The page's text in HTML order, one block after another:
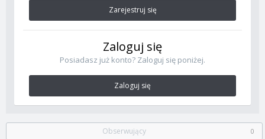
Zarejestruj się
Zaloguj się
Posiadasz już konto? Zaloguj się poniżej.
Zaloguj się
Obserwujący 0